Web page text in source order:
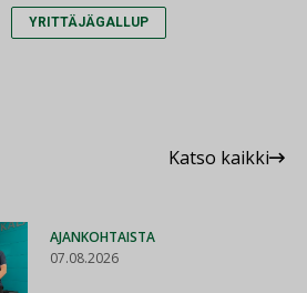
YRITTÄJÄGALLUP
Katso kaikki
AJANKOHTAISTA
07.08.2026